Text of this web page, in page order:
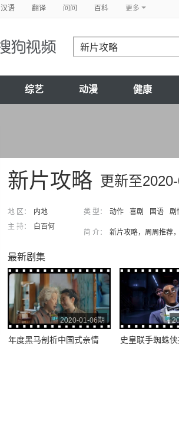
汉语 翻译 问问 百科 更多
综艺 动漫 健康
更新至
新片攻略
地 区： 内地 类 型： 动作 喜剧 国语 剧
主 持：
白百何
简 介： 新片攻略，周周推荐
最新剧集
2020-01-06期
年度黑马剖析中国式亲情 史皇联手蜘蛛